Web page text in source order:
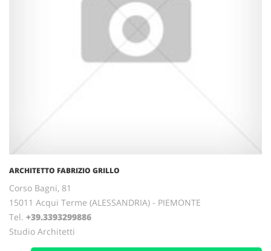
ARCHITETTO FABRIZIO GRILLO
Corso Bagni, 81
15011 Acqui Terme (ALESSANDRIA) - PIEMONTE
Tel. +39.3393299886
Studio Architetti